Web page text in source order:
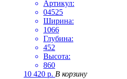
Артикул:
04525
Ширина:
1066
Глубина:
452
Высота:
860
10 420 р. В корзину